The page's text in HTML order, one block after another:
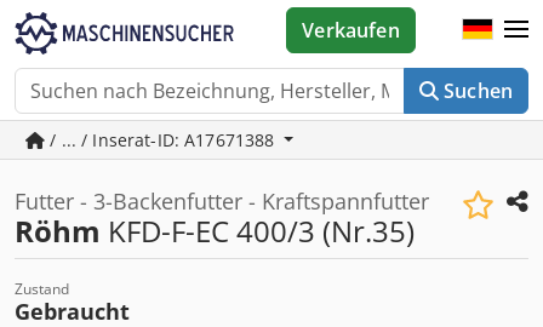
Suchen
Verkaufen
/ ... / Inserat-ID: A17671388
Futter - 3-Backenfutter - Kraftspannfutter
Röhm KFD-F-EC 400/3 (Nr.35)
Zustand
Gebraucht